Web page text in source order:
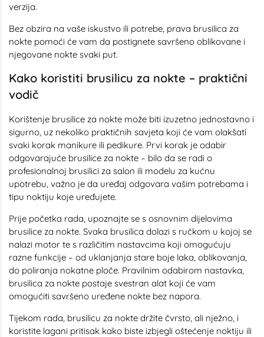
verzija.
Bez obzira na vaše iskustvo ili potrebe, prava brusilica za
nokte pomoći će vam da postignete savršeno oblikovane i
njegovane nokte svaki put.
Kako koristiti brusilicu za nokte – praktični
vodič
Korištenje brusilice za nokte može biti izuzetno jednostavno i
sigurno, uz nekoliko praktičnih savjeta koji će vam olakšati
svaki korak manikure ili pedikure. Prvi korak je odabir
odgovarajuće brusilice za nokte – bilo da se radi o
profesionalnoj brusilici za salon ili modelu za kućnu
upotrebu, važno je da uređaj odgovara vašim potrebama i
tipu noktiju koje uređujete.
Prije početka rada, upoznajte se s osnovnim dijelovima
brusilice za nokte. Svaka brusilica dolazi s ručkom u kojoj se
nalazi motor te s različitim nastavcima koji omogućuju
razne funkcije – od uklanjanja stare boje laka, oblikovanja,
do poliranja nokatne ploče. Pravilnim odabirom nastavka,
brusilica za nokte postaje svestran alat koji će vam
omogućiti savršeno uređene nokte bez napora.
Tijekom rada, brusilicu za nokte držite čvrsto, ali nježno, i
koristite lagani pritisak kako biste izbjegli oštećenje noktiju ili